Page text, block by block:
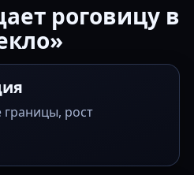
роговицу в
рост